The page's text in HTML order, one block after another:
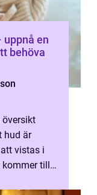
uppnå en
behöva
hud är
vistas i
kommer till